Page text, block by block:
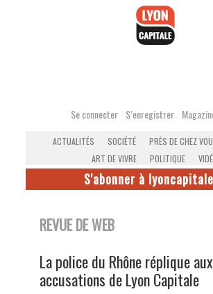
Se connecter S’enregistrer
ACTUALITÉS SOCIÉTÉ PRÈS DE CHEZ
ART DE VIVRE
POLITIQUE
S'abonner à
REVUE DE WEB
La police du Rhône réplique aux
accusations de Lyon Capitale